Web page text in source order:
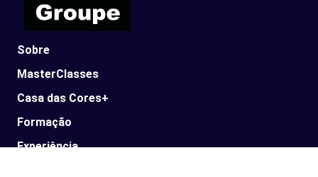
Sobre
MasterClasses
Casa das Cores+
Formação
Experiência